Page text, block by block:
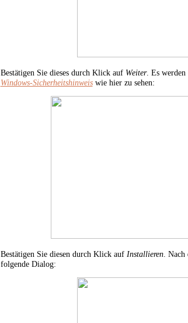
Bestätigen Sie dieses durch Klick auf Weiter. Es werden
Windows-Sicherheitshinweiswie hier zu sehen:
Bestätigen Sie diesen durch Klick auf Installieren. Nach
folgende Dialog: